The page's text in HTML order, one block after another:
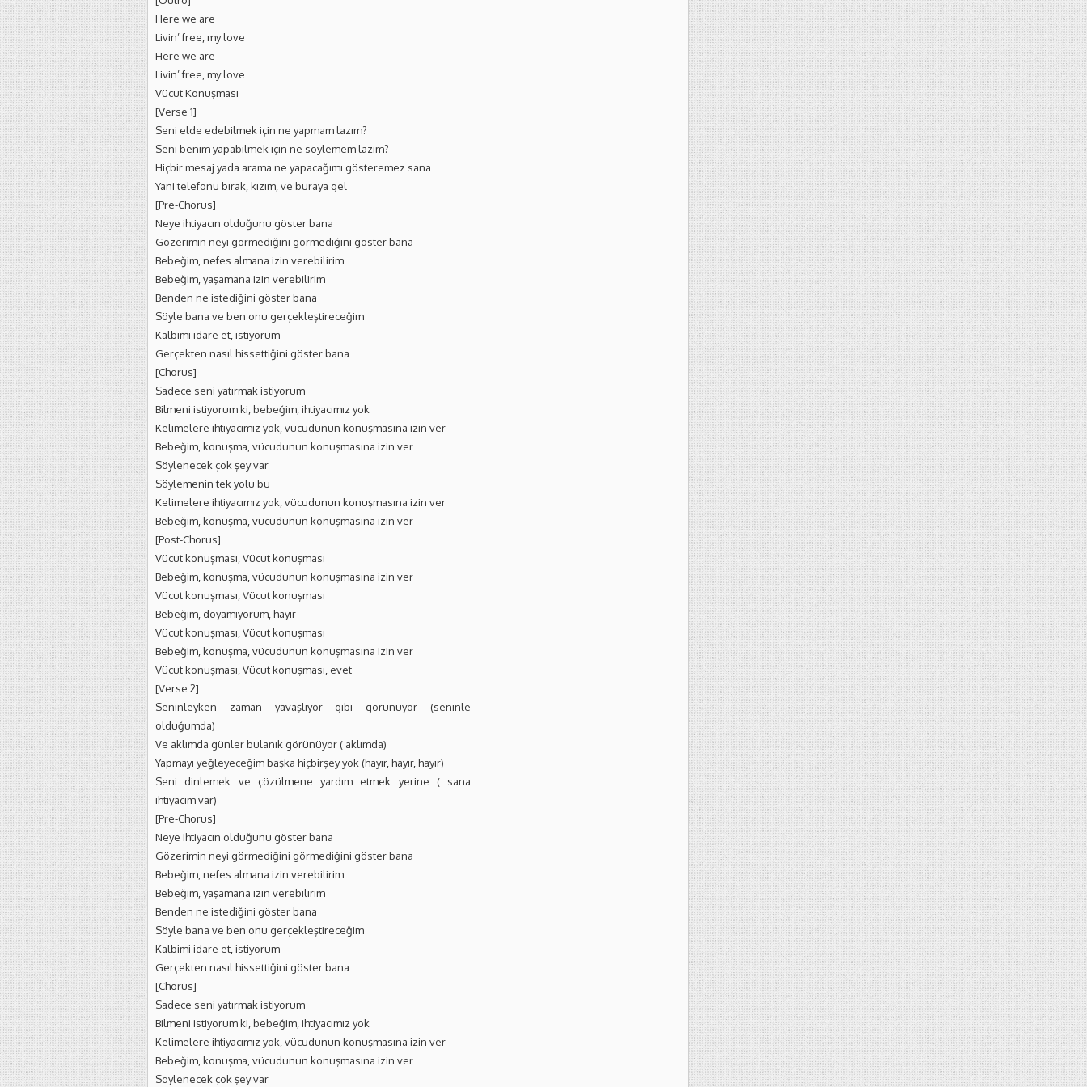
Here we are
Livin’ free, my love
Here we are
Livin’ free, my love
Vücut Konuşması
[Verse 1]
Seni elde edebilmek için ne yapmam lazım?
Seni benim yapabilmek için ne söylemem lazım?
Hiçbir mesaj yada arama ne yapacağımı gösteremez sana
Yani telefonu bırak, kızım, ve buraya gel
[Pre-Chorus]
Neye ihtiyacın olduğunu göster bana
Gözerimin neyi görmediğini görmediğini göster bana
Bebeğim, nefes almana izin verebilirim
Bebeğim, yaşamana izin verebilirim
Benden ne istediğini göster bana
Söyle bana ve ben onu gerçekleştireceğim
Kalbimi idare et, istiyorum
Gerçekten nasıl hissettiğini göster bana
[Chorus]
Sadece seni yatırmak istiyorum
Bilmeni istiyorum ki, bebeğim, ihtiyacımız yok
Kelimelere ihtiyacımız yok, vücudunun konuşmasına izin ver
Bebeğim, konuşma, vücudunun konuşmasına izin ver
Söylenecek çok şey var
Söylemenin tek yolu bu
Kelimelere ihtiyacımız yok, vücudunun konuşmasına izin ver
Bebeğim, konuşma, vücudunun konuşmasına izin ver
[Post-Chorus]
Vücut konuşması, Vücut konuşması
Bebeğim, konuşma, vücudunun konuşmasına izin ver
Vücut konuşması, Vücut konuşması
Bebeğim, doyamıyorum, hayır
Vücut konuşması, Vücut konuşması
Bebeğim, konuşma, vücudunun konuşmasına izin ver
Vücut konuşması, Vücut konuşması, evet
[Verse 2]
Seninleyken zaman yavaşlıyor gibi görünüyor (seninle
olduğumda)
Ve aklımda günler bulanık görünüyor ( aklımda)
Yapmayı yeğleyeceğim başka hiçbirşey yok (hayır, hayır, hayır)
Seni dinlemek ve çözülmene yardım etmek yerine ( sana
ihtiyacım var)
[Pre-Chorus]
Neye ihtiyacın olduğunu göster bana
Gözerimin neyi görmediğini görmediğini göster bana
Bebeğim, nefes almana izin verebilirim
Bebeğim, yaşamana izin verebilirim
Benden ne istediğini göster bana
Söyle bana ve ben onu gerçekleştireceğim
Kalbimi idare et, istiyorum
Gerçekten nasıl hissettiğini göster bana
[Chorus]
Sadece seni yatırmak istiyorum
Bilmeni istiyorum ki, bebeğim, ihtiyacımız yok
Kelimelere ihtiyacımız yok, vücudunun konuşmasına izin ver
Bebeğim, konuşma, vücudunun konuşmasına izin ver
Söylenecek çok şey var